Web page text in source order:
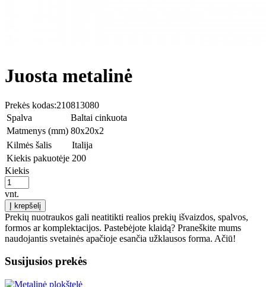
Juosta metalinė
Prekės kodas:210813080
Spalva
Baltai cinkuota
Matmenys (mm) 80x20x2
Kilmės šalis
Italija
Kiekis pakuotėje 200
Kiekis
vnt.
Į krepšelį
Prekių nuotraukos gali neatitikti realios prekių išvaizdos, spalvos,
formos ar komplektacijos. Pastebėjote klaidą? Praneškite mums
naudojantis svetainės apačioje esančia užklausos forma. Ačiū!
Susijusios prekės